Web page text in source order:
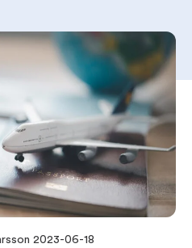
2023-06-18